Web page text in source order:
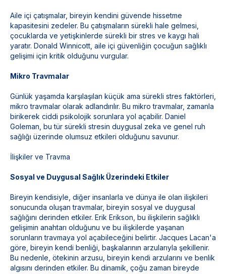
Aile içi çatışmalar, bireyin kendini güvende hissetme
kapasitesini zedeler. Bu çatışmaların sürekli hale gelmesi,
çocuklarda ve yetişkinlerde sürekli bir stres ve kaygı hali
yaratır. Donald Winnicott, aile içi güvenliğin çocuğun sağlıklı
gelişimi için kritik olduğunu vurgular.
Mikro Travmalar
Günlük yaşamda karşılaşılan küçük ama sürekli stres faktörleri,
mikro travmalar olarak adlandırılır. Bu mikro travmalar, zamanla
birikerek ciddi psikolojik sorunlara yol açabilir. Daniel
Goleman, bu tür sürekli stresin duygusal zeka ve genel ruh
sağlığı üzerinde olumsuz etkileri olduğunu savunur.
İlişkiler ve Travma
Sosyal ve Duygusal Sağlık Üzerindeki Etkiler
Bireyin kendisiyle, diğer insanlarla ve dünya ile olan ilişkileri
sonucunda oluşan travmalar, bireyin sosyal ve duygusal
sağlığını derinden etkiler. Erik Erikson, bu ilişkilerin sağlıklı
gelişimin anahtarı olduğunu ve bu ilişkilerde yaşanan
sorunların travmaya yol açabileceğini belirtir. Jacques Lacan'a
göre, bireyin kendi benliği, başkalarının arzularıyla şekillenir.
Bu nedenle, ötekinin arzusu, bireyin kendi arzularını ve benlik
algısını derinden etkiler. Bu dinamik, çoğu zaman bireyde